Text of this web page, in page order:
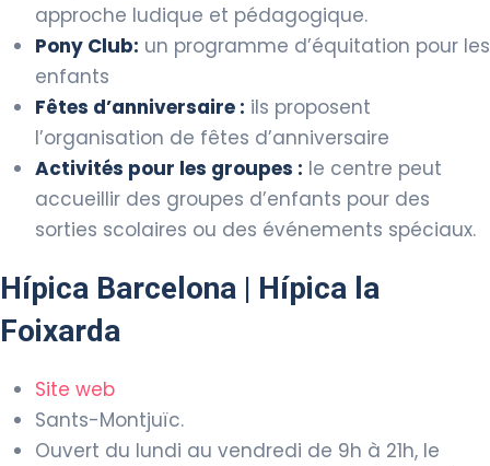
approche ludique et pédagogique.
Pony Club: un programme d’équitation pour les
enfants
Fêtes d’anniversaire : ils proposent
l’organisation de fêtes d’anniversaire
Activités pour les groupes : le centre peut
accueillir des groupes d’enfants pour des
sorties scolaires ou des événements spéciaux.
Hípica Barcelona | Hípica la
Foixarda
Site web
Sants-Montjuïc.
Ouvert du lundi au vendredi de 9h à 21h, le